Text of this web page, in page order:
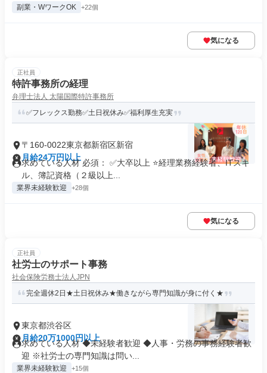
副業・WワークOK +22個
気になる
正社員
特許事務所の経理
弁理士法人 太陽国際特許事務所
✅フレックス勤務✅土日祝休み✅福利厚生充実
〒160-0022東京都新宿区新宿
月給24万円以上
求めている人材 必須： ✅大卒以上 ⭐経理業務経験者、ITスキ
ル、簿記資格（２級以上...
業界未経験歓迎 +28個
気になる
正社員
社労士のサポート事務
社会保険労務士法人JPN
完全週休2日★土日祝休み★働きながら専門知識が身に付く★
東京都渋谷区
月給20万1000円以上
求めている人材 ◆未経験者歓迎 ◆人事・労務の事務経験者歓
迎 ※社労士の専門知識は問い...
業界未経験歓迎 +15個